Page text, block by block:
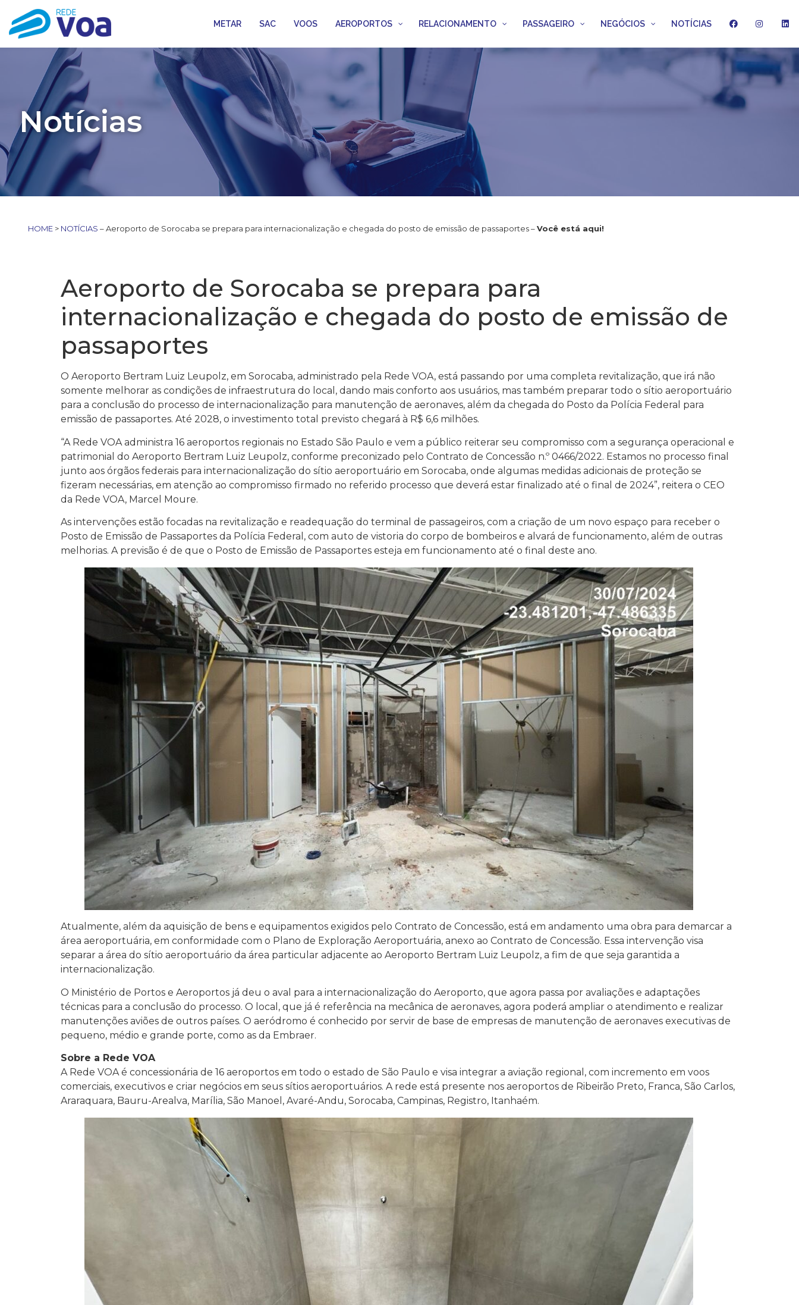
METAR SAC VOOS AEROPORTOS RELACIONAMENTO PASSAGEIRO NEGÓCIOS NOTÍCIAS
Notícias
HOME > NOTÍCIAS – Aeroporto de Sorocaba se prepara para internacionalização e chegada do posto de emissão de passaportes –Você está aqui!
Aeroporto de Sorocaba se prepara para
internacionalização e chegada do posto de emissão de
passaportes
O Aeroporto Bertram Luiz Leupolz, em Sorocaba, administrado pela Rede VOA, está passando por uma completa revitalização, que irá não
somente melhorar as condições de infraestrutura do local, dando mais conforto aos usuários, mas também preparar todo o sítio aeroportuário
para a conclusão do processo de internacionalização para manutenção de aeronaves, além da chegada do Posto da Polícia Federal para
emissão de passaportes. Até 2028, o investimento total previsto chegará à R$ 6,6 milhões.
“A Rede VOA administra 16 aeroportos regionais no Estado São Paulo e vem a público reiterar seu compromisso com a segurança operacional e
patrimonial do Aeroporto Bertram Luiz Leupolz, conforme preconizado pelo Contrato de Concessão n.º 0466/2022. Estamos no processo final
junto aos órgãos federais para internacionalização do sítio aeroportuário em Sorocaba, onde algumas medidas adicionais de proteção se
fizeram necessárias, em atenção ao compromisso firmado no referido processo que deverá estar finalizado até o final de 2024”, reitera o CEO
da Rede VOA, Marcel Moure.
As intervenções estão focadas na revitalização e readequação do terminal de passageiros, com a criação de um novo espaço para receber o
Posto de Emissão de Passaportes da Polícia Federal, com auto de vistoria do corpo de bombeiros e alvará de funcionamento, além de outras
melhorias. A previsão é de que o Posto de Emissão de Passaportes esteja em funcionamento até o final deste ano.
Atualmente, além da aquisição de bens e equipamentos exigidos pelo Contrato de Concessão, está em andamento uma obra para demarcar a
área aeroportuária, em conformidade com o Plano de Exploração Aeroportuária, anexo ao Contrato de Concessão. Essa intervenção visa
separar a área do sítio aeroportuário da área particular adjacente ao Aeroporto Bertram Luiz Leupolz, a fim de que seja garantida a
internacionalização.
O Ministério de Portos e Aeroportos já deu o aval para a internacionalização do Aeroporto, que agora passa por avaliações e adaptações
técnicas para a conclusão do processo. O local, que já é referência na mecânica de aeronaves, agora poderá ampliar o atendimento e realizar
manutenções aviões de outros países. O aeródromo é conhecido por servir de base de empresas de manutenção de aeronaves executivas de
pequeno, médio e grande porte, como as da Embraer.
Sobre a Rede VOA
A Rede VOA é concessionária de 16 aeroportos em todo o estado de São Paulo e visa integrar a aviação regional, com incremento em voos
comerciais, executivos e criar negócios em seus sítios aeroportuários. A rede está presente nos aeroportos de Ribeirão Preto, Franca, São Carlos,
Araraquara, Bauru-Arealva, Marília, São Manoel, Avaré-Andu, Sorocaba, Campinas, Registro, Itanhaém.